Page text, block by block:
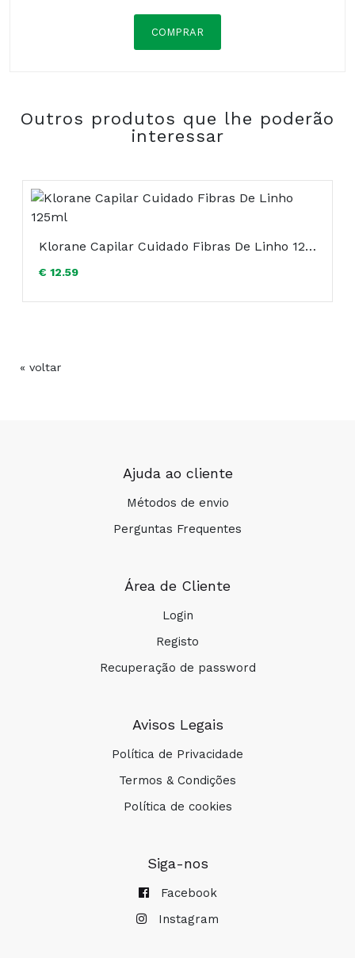
COMPRAR
HYDROLYZED WHEAT PROTEIN. DEHYDROACETIC
ACID. DIAZOLIDINYI UREA.
GLYCERIN. GLYCERYL STEARATE SE. GOSSYPIUM
HERBACEUM (COTTON) SEED (GOSSYPIUM
HERBACEUM SEED OIL). PEG/PPG-14/4
DIMETIHICONE PENTAERYTHRITYL TETRA-DI-T-
BUTYL HYDROXYHYDROCINNAMATE
PHENOXYETHANOL. PROPYLENE GLYCOL.
COMPRAR
Outros produtos que lhe poderão
interessar
Klorane Capilar Cuidado Fibras De Linho 125ml
€ 12.59
« voltar
Ajuda ao cliente
Métodos de envio
Perguntas Frequentes
Área de Cliente
Login
Registo
Recuperação de password
Avisos Legais
Política de Privacidade
Termos & Condições
Política de cookies
Siga-nos
Facebook
Instagram